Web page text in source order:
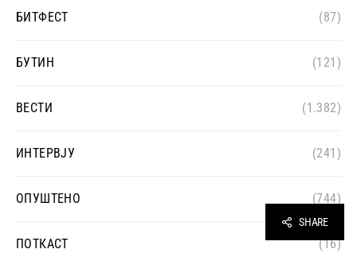
БИТФЕСТ (87)
БУТИН (121)
ВЕСТИ (1.382)
ИНТЕРВЈУ (241)
ОПУШТЕНО (744)
ПОТКАСТ (16)
SHARE